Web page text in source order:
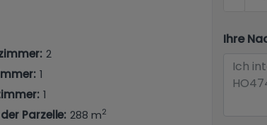
2
1
1
Parzelle: 288 m2
Ihre